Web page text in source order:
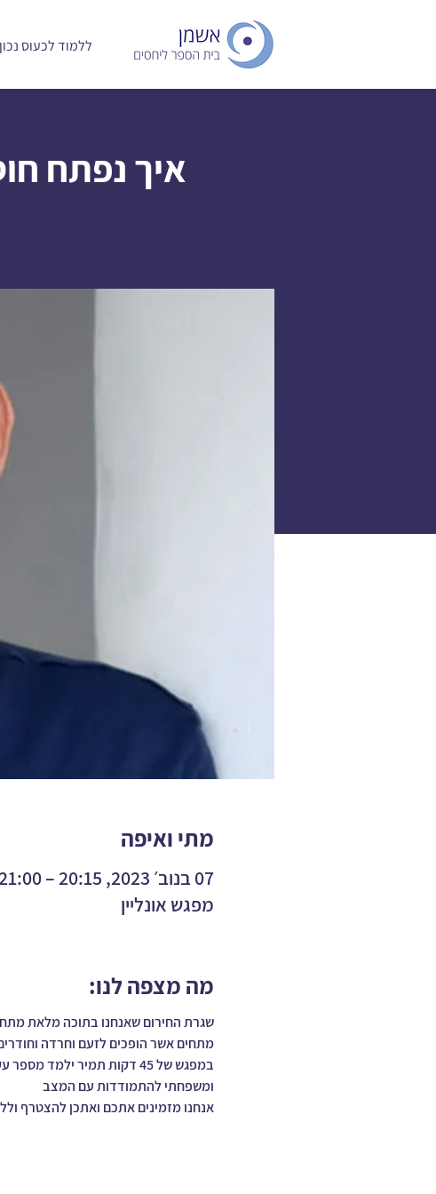
ללמוד לכעוס נכון
איך נפתח
מתי ואיפה
07 בנוב׳ 2023, 20:15 – 21:00
מפגש אונליין
מה מצפה לנו:
שגרת החירום שאנחנו בתוכה מלאת
מתחים אשר הופכים לזעם וחרדה
במפגש של 45 דקות תמיר
ומשפחתי להתמודדות עם המצב
אנחנו מזמינים אתכם ואתכן להצטרף